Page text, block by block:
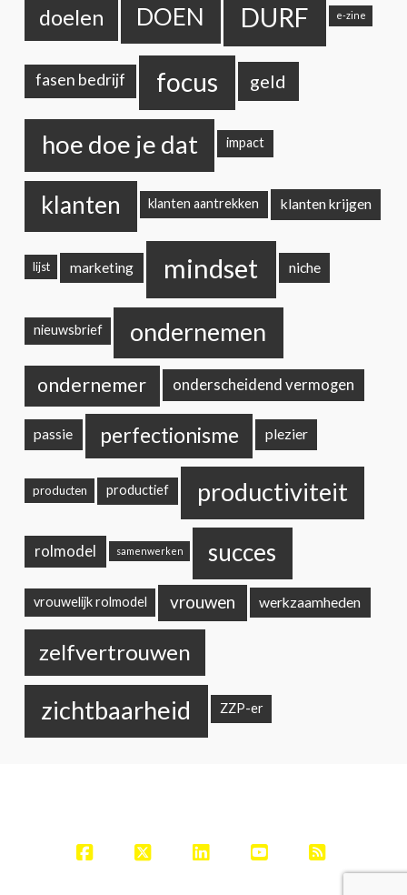
doelen DOEN DURF e-zine
fasen bedrijf focus geld
hoe doe je dat impact
klanten klanten aantrekken klanten krijgen
lijst marketing mindset niche
nieuwsbrief ondernemen
ondernemer onderscheidend vermogen
passie perfectionisme plezier
producten productief productiviteit
rolmodel samenwerken succes
vrouwelijk rolmodel vrouwen werkzaamheden
zelfvertrouwen
zichtbaarheid ZZP-er